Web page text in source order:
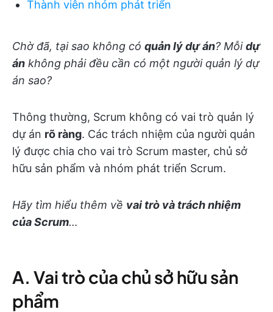
Thành viên nhóm phát triển
Chờ đã, tại sao không có quản lý dự án? Mỗidự
án không phải đều cần có một người quản lý dự
án sao?
Thông thường, Scrum không có vai trò quản lý
dự án rõ ràng. Các trách nhiệm của người quản
lý được chia cho vai trò Scrum master, chủ sở
hữu sản phẩm và nhóm phát triển Scrum.
Hãy tìm hiểu thêm về vai trò và trách nhiệm
của Scrum…
A. Vai trò của chủ sở hữu sản
phẩm